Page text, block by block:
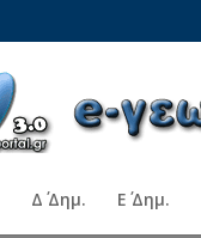
Δ΄ Δημ. Ε΄ Δημ.